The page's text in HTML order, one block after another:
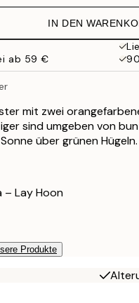
IN DEN
ab 59 €
mit zwei
sind umgeben von
über grünen Hügeln.
Lay Hoon
Produkte